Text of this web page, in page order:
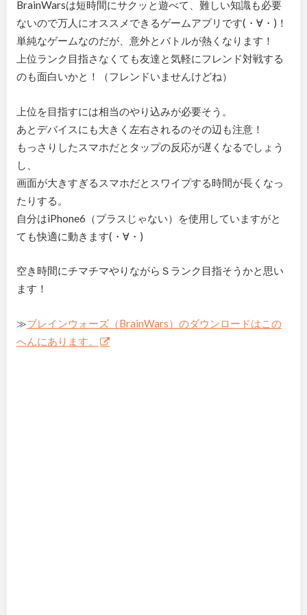
BrainWarsは短時間にサクッと遊べて、難しい知識も必要
ないので万人にオススメできるゲームアプリです(・∀・)！
単純なゲームなのだが、意外とバトルが熱くなります！
上位ランク目指さなくても友達と気軽にフレンド対戦する
のも面白いかと！（フレンドいませんけどね）
上位を目指すには相当のやり込みが必要そう。
あとデバイスにも大きく左右されるのその辺も注意！
もっさりしたスマホだとタップの反応が遅くなるでしょう
し、
画面が大きすぎるスマホだとスワイプする時間が長くなっ
たりする。
自分はiPhone6（プラスじゃない）を使用していますがと
ても快適に動きます(・∀・)
空き時間にチマチマやりながらＳランク目指そうかと思い
ます！
≫ブレインウォーズ（BrainWars）のダウンロードはこの
へんにあります。